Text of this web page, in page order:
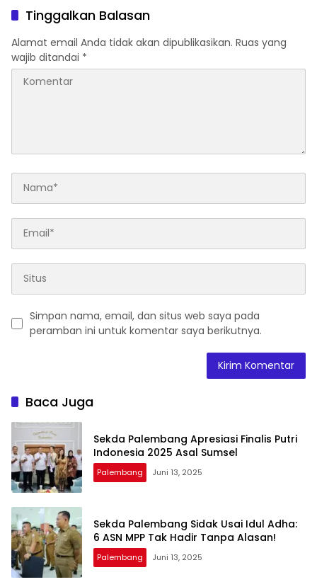
Tinggalkan Balasan
Alamat email Anda tidak akan dipublikasikan. Ruas yang
wajib ditandai *
Simpan nama, email, dan situs web saya pada
peramban ini untuk komentar saya berikutnya.
Baca Juga
Sekda Palembang Apresiasi Finalis Putri
Indonesia 2025 Asal Sumsel
Palembang Juni 13, 2025
Sekda Palembang Sidak Usai Idul Adha:
6 ASN MPP Tak Hadir Tanpa Alasan!
Palembang Juni 13, 2025